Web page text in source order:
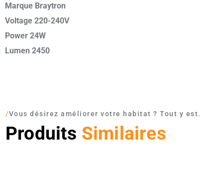
Marque Braytron
Voltage 220-240V
Power 24W
Lumen 2450
/Vous désirez améliorer votre habitat ? Tout y est.
Produits Similaires